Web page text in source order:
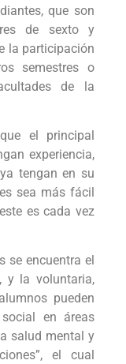
que son
de sexto y
la participación
semestres o
de la
el principal
experiencia,
tengan en su
sea más fácil
es cada vez
se encuentra el
y la voluntaria,
pueden
en áreas
salud mental y
el cual